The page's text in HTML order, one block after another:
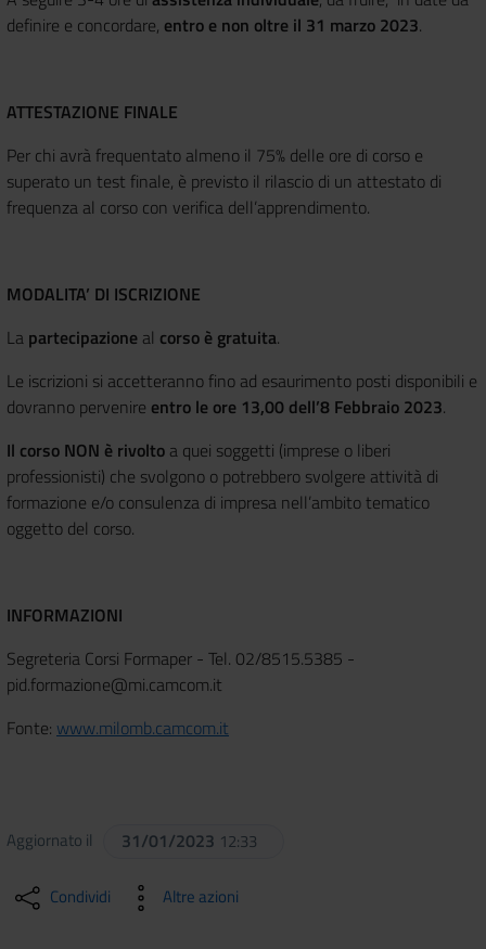
definire e concordare, entro e non oltre il 31 marzo 2023.
ATTESTAZIONE FINALE
Per chi avrà frequentato almeno il 75% delle ore di corso e
superato un test finale, è previsto il rilascio di un attestato di
frequenza al corso con verifica dell’apprendimento.
MODALITA’ DI ISCRIZIONE
La partecipazione al corso è gratuita.
Le iscrizioni si accetteranno fino ad esaurimento posti disponibili e
dovranno pervenire entro le ore 13,00 dell’8 Febbraio 2023.
Il corso NON è rivolto a quei soggetti (imprese o liberi
professionisti) che svolgono o potrebbero svolgere attività di
formazione e/o consulenza di impresa nell’ambito tematico
oggetto del corso.
INFORMAZIONI
Segreteria Corsi Formaper - Tel. 02/8515.5385 -
pid.formazione@mi.camcom.it
Fonte: www.milomb.camcom.it
Aggiornato il 31/01/2023 12:33
Condividi Altre azioni